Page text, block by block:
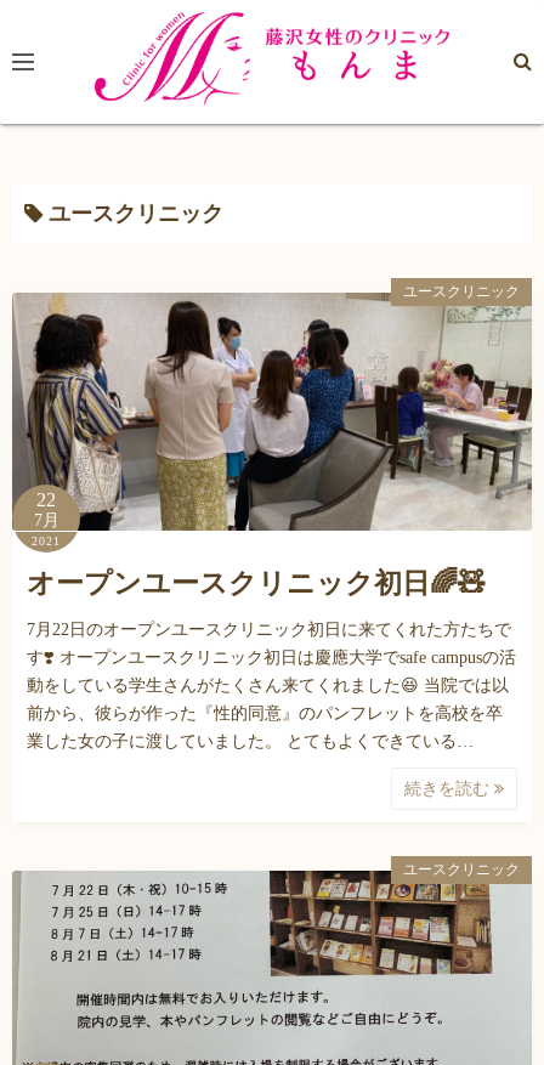
テ
プ
ユースクリニック
ユースクリニック
22
7月
2021
オープンユースクリニック初日🌈🧸
7月22日のオープンユースクリニック初日に来てくれた方たちで
す❣️ オープンユースクリニック初日は慶應大学でsafe campusの活
動をしている学生さんがたくさん来てくれました😆 当院では以
前から、彼らが作った『性的同意』のパンフレットを高校を卒
業した女の子に渡していました。 とてもよくできている…
続きを読む
ユースクリニック